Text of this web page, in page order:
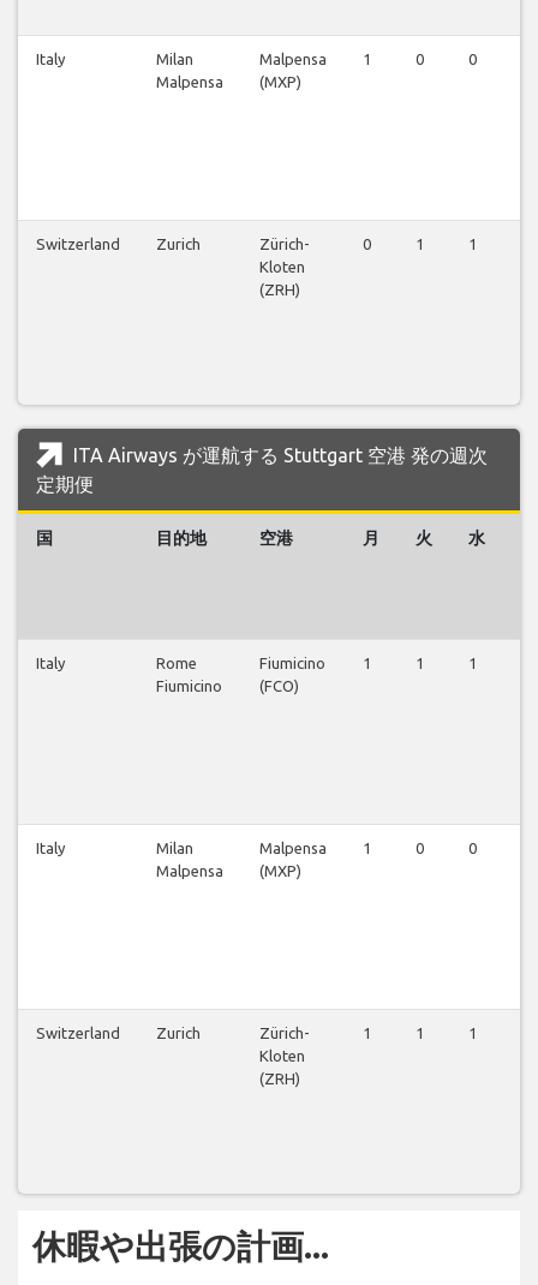
Italy
Milan
Malpensa
Malpensa
(MXP)
1 0 0
Switzerland Zurich
Zürich-
Kloten
(ZRH)
0 1 1
ITA Airways が運航する Stuttgart 空港 発の週次
定期便
国 目的地 空港 月 火 水
Italy
Rome
Fiumicino
Fiumicino
(FCO)
1 1 1
Italy
Milan
Malpensa
Malpensa
(MXP)
1 0 0
Switzerland Zurich
Zürich-
Kloten
(ZRH)
1 1 1
休暇や出張の計画...